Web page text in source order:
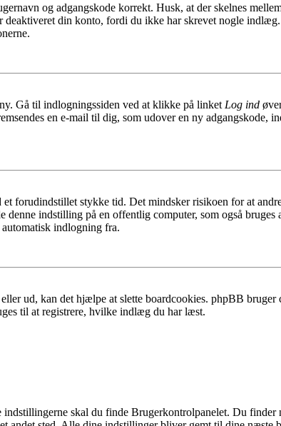
og adgangskode korrekt. Husk, at der skelnes
din konto, fordi du ikke har skrevet nogle
Gå til indlogningssiden ved at klikke på linket Log ind
en e-mail til dig, som udover en ny adgangskode,
forudindstillet stykke tid. Det mindsker risikoen for at
indstilling på en offentlig computer, som også bruges
indlogning fra.
ud, kan det hjælpe at slette boardcookies. phpBB
til at registrere, hvilke indlæg du har læst.
skal du finde Brugerkontrolpanelet. Du